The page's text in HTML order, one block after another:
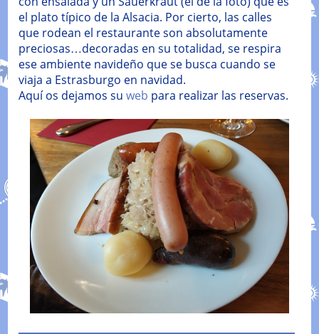
el plato típico de la Alsacia. Por cierto, las calles
que rodean el restaurante son absolutamente
preciosas…decoradas en su totalidad, se respira
ese ambiente navideño que se busca cuando se
viaja a Estrasburgo en navidad.
Aquí os dejamos su web para realizar las reservas.